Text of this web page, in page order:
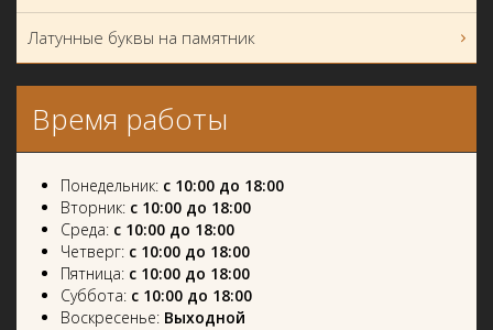
Латунные буквы на памятник
Время работы
Понедельник: с 10:00 до 18:00
Вторник: с 10:00 до 18:00
Среда: с 10:00 до 18:00
Четверг: с 10:00 до 18:00
Пятница: с 10:00 до 18:00
Суббота: с 10:00 до 18:00
Воскресенье: Выходной